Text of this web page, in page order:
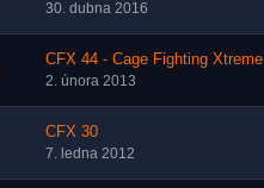
30. dubna 2016
CFX 44 - Cage Fighting Xtreme
2. února 2013
CFX 30
7. ledna 2012